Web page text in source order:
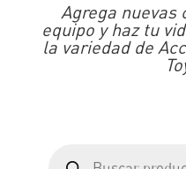
Agrega
equipo y haz tu
la variedad de